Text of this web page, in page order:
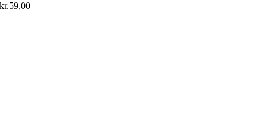
kr.59,00